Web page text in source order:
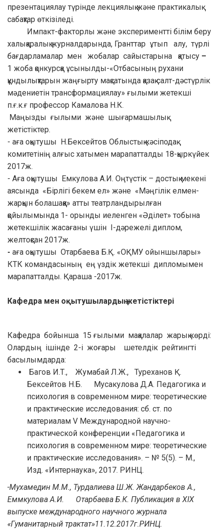
презентациялау түрінде лекциялық және практикалық
сабақтар өткізіледі.
Импакт-факторлы және экспериментті білім беру
халықаралық журналдарында, Гранттар ұтып алу, түрлі
бағдарламалар мен жобалар сайыстарына қатысу –
1 жоба қонкурсқа ұсынылды-«Отбасының рухани
құндылықтарын жаңғырту мақсатында қазақ салт-дәстүрлік
мәдениетін трансформациялау» ғылыми жетекші
п.ғ.к.ғ профессор Камалова Н.К.
Маңызды ғылыми және шығармашылық
жетістіктер.
- аға оқытушы Н.Бексейтов Облыстық кәсіподақ
комитетінің алғыс хатымен марапатталды 18-қыркүйек
2017ж.
- Аға оқытушы Емкулова А.И. Оңтүстік – достық мекені
аясында «Бірлігі бекем ел» және «Мәңгілік елмен-
жарқын болашаққа» атты театрландырылған
қойылымында 1- орынды иеленген «Әділет» тобына
жетекшілік жасағаны үшін І-дәрежелі диплом,
желтоқсан 2017ж.
- аға оқытушы Отарбаева Б.Қ. «ОҚМУ ойыншылары»
КТК командасының ең үздік жетекші дипломымен
марапатталды. Қараша -2017ж.
Кафедра мен оқытушылардың жетістіктері
Кафедра бойынша 15 ғылыми мақалалар жарық көрді:
Олардың ішінде 2-і жоғары шетелдік рейтингті
басылымдарда:
Багов И.Т., Жумабай Л.Ж., Туреханов Қ.
Бексейтов Н.Б. Мусакулова Д.А. Педагогика и
психология в современном мире: теоретические
и практические исследования: сб. ст. по
материалам V Международной научно-
практической конференции «Педагогика и
психология в современном мире: теоретические
и практические исследования». – № 5(5). – М.,
Изд. «Интернаука», 2017. РИНЦ.
-Мухамедин М.М., Турдалиева Ш.Ж. Жандарбеков А.,
Еммкулова А.И. Отарбаева Б.К. Публикация в XIX
выпуске международного научного журнала
«Гуманитарный трактат»11.12.2017г.РИНЦ.